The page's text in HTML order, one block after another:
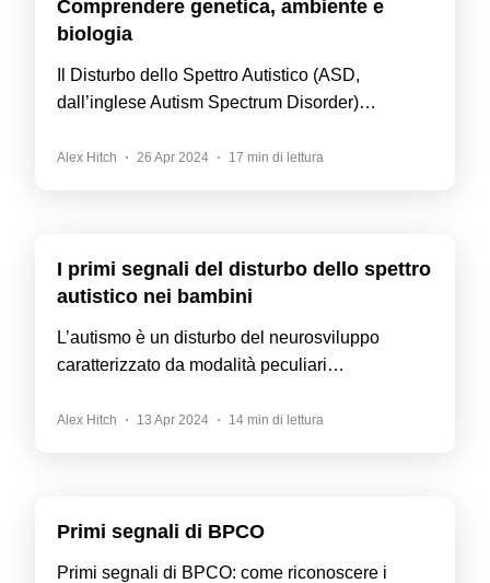
Comprendere genetica, ambiente e
biologia
Il Disturbo dello Spettro Autistico (ASD,
dall’inglese Autism Spectrum Disorder)…
Alex Hitch 26 Apr 2024 17 min di lettura
I primi segnali del disturbo dello spettro
autistico nei bambini
L’autismo è un disturbo del neurosviluppo
caratterizzato da modalità peculiari…
Alex Hitch 13 Apr 2024 14 min di lettura
Primi segnali di BPCO
Primi segnali di BPCO: come riconoscere i